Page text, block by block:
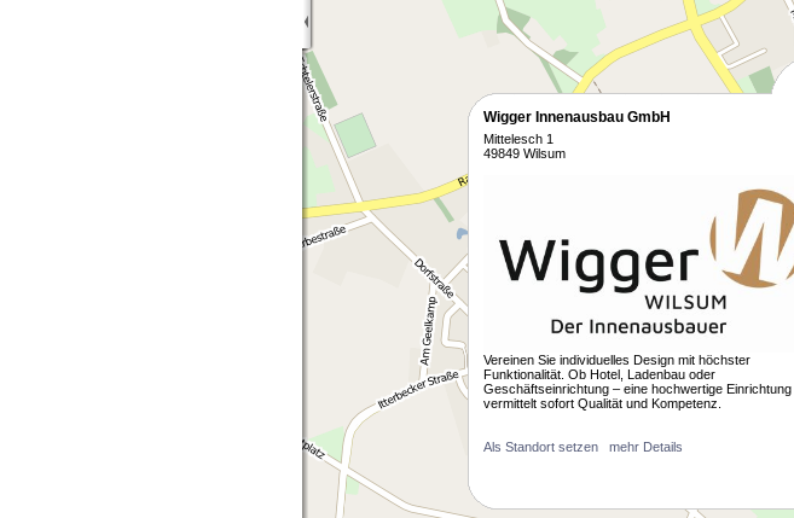
Wigger Innenausbau GmbH
Mittelesch 1
49849 Wilsum
Vereinen Sie individuelles Design mit höchster
Funktionalität. Ob Hotel, Ladenbau oder
Geschäftseinrichtung – eine hochwertige Einrichtung
vermittelt sofort Qualität und Kompetenz.
Als Standort setzen mehr Details